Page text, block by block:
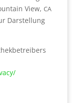
View, CA
Dar­stel­lung